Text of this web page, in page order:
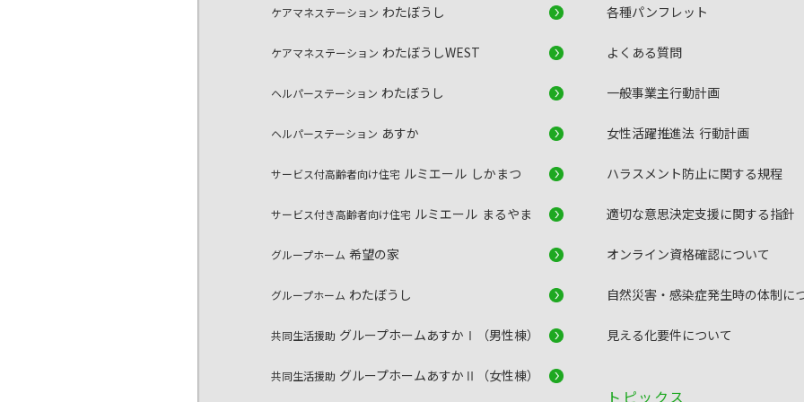
ケアマネステーション わたぼうし
ケアマネステーション わたぼうしWEST
ヘルパーステーション わたぼうし
ヘルパーステーション あすか
サービス付高齢者向け住宅 ルミエール しかまつ
サービス付き高齢者向け住宅 ルミエール まるやま
グループホーム希望の家
グループホーム わたぼうし
共同生活援助 グループホームあすかⅠ（男性棟）
共同生活援助 グループホームあすかⅡ（女性棟）
各種パンフレット
よくある質問
一般事業主行動計画
女性活躍推進法 行動計画
ハラスメント防止に関する規程
適切な意思決定支援に関する指針
オンライン資格確認について
自然災害・感染症発生時の体制に
見える化要件について
トピックス